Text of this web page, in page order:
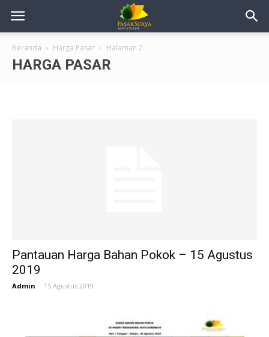
Beranda Harga Pasar Halaman 2
HARGA PASAR
Pantauan Harga Bahan Pokok – 15 Agustus
2019
Admin - 15 Agustus 2019